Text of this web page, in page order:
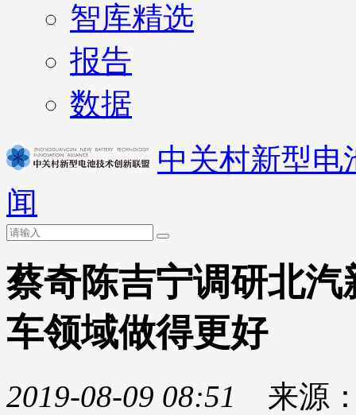
智库精选
报告
数据
中关村新型电
闻
蔡奇陈吉宁调研北
车领域做得更好
2019-08-09 08:51
来源